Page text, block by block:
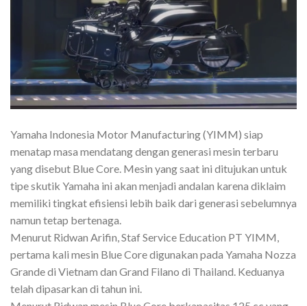
Yamaha Indonesia Motor Manufacturing (YIMM) siap
menatap masa mendatang dengan generasi mesin terbaru
yang disebut Blue Core. Mesin yang saat ini ditujukan untuk
tipe skutik Yamaha ini akan menjadi andalan karena diklaim
memiliki tingkat efisiensi lebih baik dari generasi sebelumnya
namun tetap bertenaga.
Menurut Ridwan Arifin, Staf Service Education PT YIMM,
pertama kali mesin Blue Core digunakan pada Yamaha Nozza
Grande di Vietnam dan Grand Filano di Thailand. Keduanya
telah dipasarkan di tahun ini.